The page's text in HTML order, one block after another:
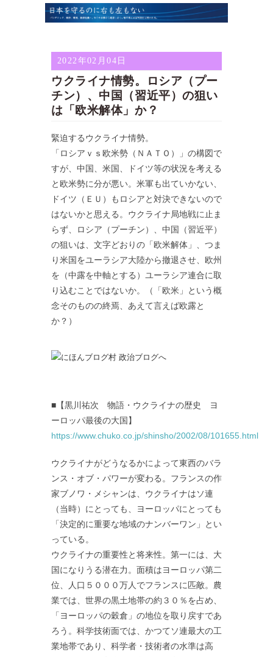
2022年02月04日
ウクライナ情勢。ロシア（プー
チン）、中国（習近平）の狙い
は「欧米解体」か？
緊迫するウクライナ情勢。
「ロシアｖｓ欧米勢（ＮＡＴＯ）」の構図で
すが、中国、米国、ドイツ等の状況を考える
と欧米勢に分が悪い。米軍も出ていかない、
ドイツ（ＥＵ）もロシアと対決できないので
はないかと思える。ウクライナ局地戦に止ま
らず、ロシア（プーチン）、中国（習近平）
の狙いは、文字どおりの「欧米解体」、つま
り米国をユーラシア大陸から撤退させ、欧州
を（中露を中軸とする）ユーラシア連合に取
り込むことではないか。（「欧米」という概
念そのものの終焉、あえて言えば欧露と
か？）
■【黒川祐次 物語・ウクライナの歴史 ヨ
ーロッパ最後の大国】
https://www.chuko.co.jp/shinsho/2002/08/101655.html
ウクライナがどうなるかによって東西のバラ
ンス・オブ・パワーが変わる。フランスの作
家ブノワ・メシャンは、ウクライナはソ連
（当時）にとっても、ヨーロッパにとっても
「決定的に重要な地域のナンバーワン」とい
っている。
ウクライナの重要性と将来性。第一には、大
国になりうる潜在力。面積はヨーロッパ第二
位、人口５０００万人でフランスに匹敵。農
業では、世界の黒土地帯の約３０％を占め、
「ヨーロッパの穀倉」の地位を取り戻すであ
ろう。科学技術面では、かつてソ連最大の工
業地帯であり、科学者・技術者の水準は高